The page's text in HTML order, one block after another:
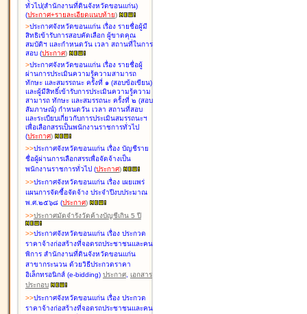
ทั่วไป(สำนักงานที่ดินจังหวัดขอนแก่น)
(ประกาศ+รายละเอียดแนบท้าย)
>ประกาศจังหวัดขอนแก่น เรื่อง รายชื่อผู้มี
สิทธิเข้ารับการสอบคัดเลือก ผู้ขาดคุณ
สมบัติฯ และกำหนดวัน เวลา สถานที่ในการ
สอบ (ประกาศ)
>ประกาศจังหวัดขอนแก่น เรื่อง รายชื่อผู้
ผ่านการประเมินความรู้ความสามารถ
ทักษะ และสมรรถนะ ครั้งที่ ๑ (สอบข้อเขียน)
และผู้มีสิทธิ์เข้ารับการประเมินความรู้ความ
สามารถ ทักษะ และสมรรถนะ ครั้งที่ ๒ (สอบ
สัมภาษณ์) กำหนดวัน เวลา สถานที่สอบ
และระเบียบเกี่ยวกับการประเมินสมรรถนะฯ
เพื่อเลือกสรรเป็นพนักงานราชการทั่วไป
(ประกาศ)
>>ประกาศจังหวัดขอนแก่น เรื่อง บัญชีราย
ชื่อผู้ผ่านการเลือกสรรเพื่อจัดจ้างเป็น
พนักงานราชการทั่วไป (ประกาศ)
>>ประกาศจังหวัดขอนแก่น เรื่อง เผยแพร่
แผนการจัดซื้อจัดจ้าง ประจำปีงบประมาณ
พ.ศ.๒๕๖๘ (ประกาศ)
>>ประกาศมัดจำรังวัดค้างบัญชีเกิน 5 ปี
>>ประกาศจังหวัดขอนแก่น เรื่อง ประกวด
ราคาจ้างก่อสร้างที่จอดรถประชาชนและคน
พิการ สำนักงานที่ดินจังหวัดขอนแก่น
สาขากระนวน ด้วยวิธีประกวดราคา
อิเล็กทรอนิกส์ (e-bidding) ประกาศ, เอกสาร
ประกอบ
>>ประกาศจังหวัดขอนแก่น เรื่อง ประกวด
ราคาจ้างก่อสร้างที่จอดรถประชาชนและคน